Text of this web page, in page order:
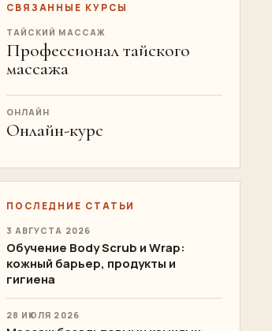
СВЯЗАННЫЕ КУРСЫ
ТАЙСКИЙ МАССАЖ
Профессионал тайского
массажа
ОНЛАЙН
Онлайн-курс
ПОСЛЕДНИЕ СТАТЬИ
3 АВГУСТА 2026
Обучение Body Scrub и Wrap:
кожный барьер, продукты и
гигиена
28 ИЮЛЯ 2026